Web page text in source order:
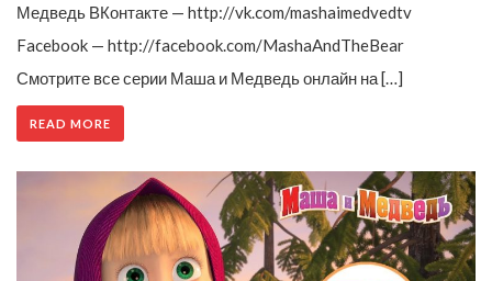
Медведь ВКонтакте — http://vk.com/mashaimedvedtv
Facebook — http://facebook.com/MashaAndTheBear
Смотрите все серии Маша и Медведь онлайн на […]
READ MORE